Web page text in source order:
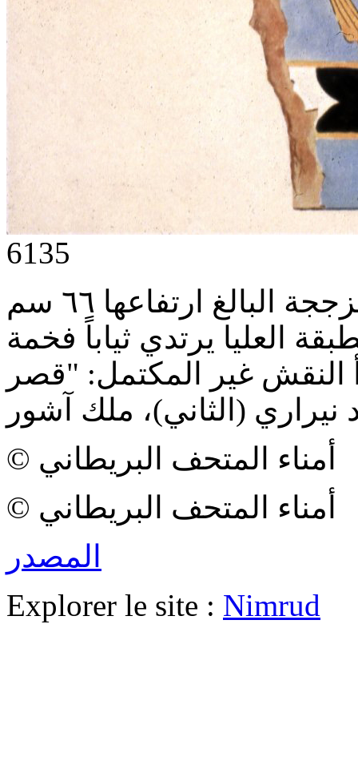
6135
اكتشفت هذا الطوبة الكبيرة المزججة البالغ ارتفاعها ٦٦ سم
العليا يرتدي ثياباً فخمة
النقش غير المكتمل: "قصر
© أمناء المتحف البريطاني
© أمناء المتحف البريطاني
المصدر
Explorer le site : Nimrud